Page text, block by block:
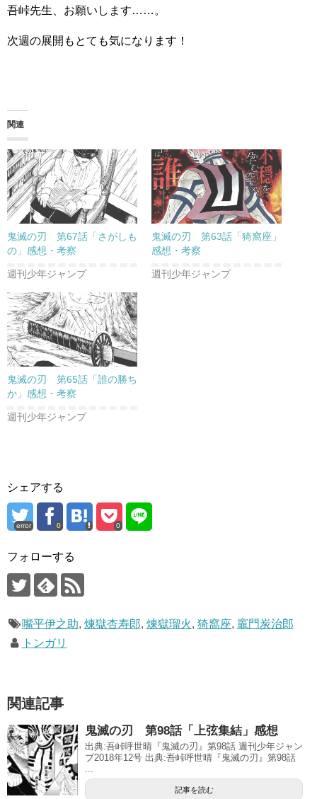
吾峠先生、お願いします……。
次週の展開もとても気になります！
関連
鬼滅の刃 第67話「さがしも
の」感想・考察
週刊少年ジャンプ
鬼滅の刃 第63話「猗窩座」
感想・考察
週刊少年ジャンプ
鬼滅の刃 第65話「誰の勝ち
か」感想・考察
週刊少年ジャンプ
シェアする
error 0 0
フォローする
嘴平伊之助, 煉獄杏寿郎, 煉獄瑠火, 猗窩座, 竈門炭治郎
トンガリ
関連記事
鬼滅の刃 第98話「上弦集結」感想
出典:吾峠呼世晴『鬼滅の刃』第98話 週刊少年ジャン
プ2018年12号 出典:吾峠呼世晴『鬼滅の刃』第98話
...
記事を読む